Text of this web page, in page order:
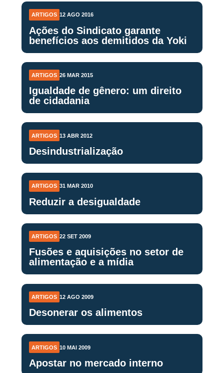
ARTIGOS 12 AGO 2016
Ações do Sindicato garante
benefícios aos demitidos da Yoki
ARTIGOS 26 MAR 2015
Igualdade de gênero: um direito
de cidadania
ARTIGOS 13 ABR 2012
Desindustrialização
ARTIGOS 31 MAR 2010
Reduzir a desigualdade
ARTIGOS 22 SET 2009
Fusões e aquisições no setor de
alimentação e a mídia
ARTIGOS 12 AGO 2009
Desonerar os alimentos
ARTIGOS 10 MAI 2009
Apostar no mercado interno